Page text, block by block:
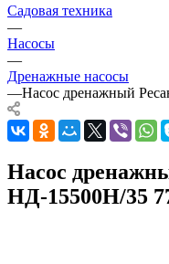
Садовая техника
—
Насосы
—
Дренажные насосы
—Насос дренажный
Насос
НД-15500Н/35